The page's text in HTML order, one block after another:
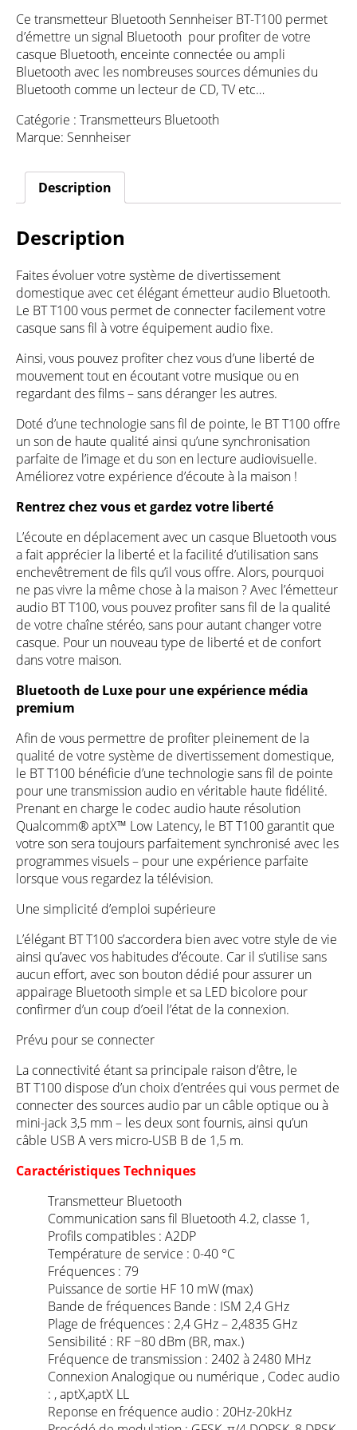
Ce transmetteur Bluetooth Sennheiser BT-T100 permet
d’émettre un signal Bluetooth pour profiter de votre
casque Bluetooth, enceinte connectée ou ampli
Bluetooth avec les nombreuses sources démunies du
Bluetooth comme un lecteur de CD, TV etc…
Catégorie : Transmetteurs Bluetooth
Marque: Sennheiser
Description
Description
Faites évoluer votre système de divertissement
domestique avec cet élégant émetteur audio Bluetooth.
Le BT T100 vous permet de connecter facilement votre
casque sans fil à votre équipement audio fixe.
Ainsi, vous pouvez profiter chez vous d’une liberté de
mouvement tout en écoutant votre musique ou en
regardant des films – sans déranger les autres.
Doté d’une technologie sans fil de pointe, le BT T100 offre
un son de haute qualité ainsi qu’une synchronisation
parfaite de l’image et du son en lecture audiovisuelle.
Améliorez votre expérience d’écoute à la maison !
Rentrez chez vous et gardez votre liberté
L’écoute en déplacement avec un casque Bluetooth vous
a fait apprécier la liberté et la facilité d’utilisation sans
enchevêtrement de fils qu’il vous offre. Alors, pourquoi
ne pas vivre la même chose à la maison ? Avec l’émetteur
audio BT T100, vous pouvez profiter sans fil de la qualité
de votre chaîne stéréo, sans pour autant changer votre
casque. Pour un nouveau type de liberté et de confort
dans votre maison.
Bluetooth de Luxe pour une expérience média
premium
Afin de vous permettre de profiter pleinement de la
qualité de votre système de divertissement domestique,
le BT T100 bénéficie d’une technologie sans fil de pointe
pour une transmission audio en véritable haute fidélité.
Prenant en charge le codec audio haute résolution
Qualcomm® aptX™ Low Latency, le BT T100 garantit que
votre son sera toujours parfaitement synchronisé avec les
programmes visuels – pour une expérience parfaite
lorsque vous regardez la télévision.
Une simplicité d’emploi supérieure
L’élégant BT T100 s’accordera bien avec votre style de vie
ainsi qu’avec vos habitudes d’écoute. Car il s’utilise sans
aucun effort, avec son bouton dédié pour assurer un
appairage Bluetooth simple et sa LED bicolore pour
confirmer d’un coup d’oeil l’état de la connexion.
Prévu pour se connecter
La connectivité étant sa principale raison d’être, le
BT T100 dispose d’un choix d’entrées qui vous permet de
connecter des sources audio par un câble optique ou à
mini-jack 3,5 mm – les deux sont fournis, ainsi qu’un
câble USB A vers micro-USB B de 1,5 m.
Caractéristiques Techniques
Transmetteur Bluetooth
Communication sans fil Bluetooth 4.2, classe 1,
Profils compatibles : A2DP
Température de service : 0-40 °C
Fréquences : 79
Puissance de sortie HF 10 mW (max)
Bande de fréquences Bande : ISM 2,4 GHz
Plage de fréquences : 2,4 GHz – 2,4835 GHz
Sensibilité : RF −80 dBm (BR, max.)
Fréquence de transmission : 2402 à 2480 MHz
Connexion Analogique ou numérique , Codec audio
: , aptX,aptX LL
Reponse en fréquence audio : 20Hz-20kHz